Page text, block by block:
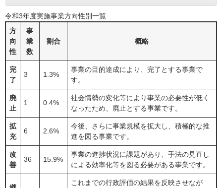
令和3年度実施事業方向性別一覧
方
向
性
事
業
数
割合 概略
完
了
3 1.3%
事業の目的達成により、完了とする事業で
す。
廃
止
1 0.4%
社会情勢の変化等により事業の必要性が低く
なったため、廃止とする事業です。
拡
充
6 2.6%
今後、さらに事業規模を拡大し、積極的な推
進を図る事業です。
改
善
36 15.9%
事業の進捗状況に課題があり、手法の見直し
による効率化等を図る必要がある事業です。
これまでの行政評価の結果を反映させなが